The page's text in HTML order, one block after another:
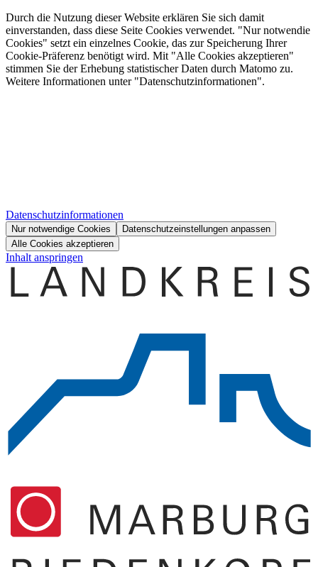
Durch die Nutzung dieser Website erklären Sie sich damit
einverstanden, dass diese Seite Cookies verwendet. "Nur notwendie
Cookies" setzt ein einzelnes Cookie, das zur Speicherung Ihrer
Cookie-Präferenz benötigt wird. Mit "Alle Cookies akzeptieren"
stimmen Sie der Erhebung statistischer Daten durch Matomo zu.
Weitere Informationen unter "Datenschutzinformationen".
Datenschutzinformationen
Nur notwendige Cookies
Datenschutzeinstellungen anpassen
Alle Cookies akzeptieren
Inhalt anspringen